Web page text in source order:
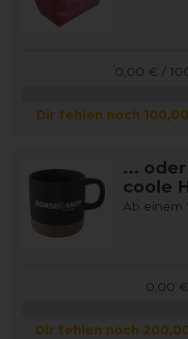
0,00 € /
Dir fehlen noch
...
coole
Ab einem
0,00
Dir fehlen noch